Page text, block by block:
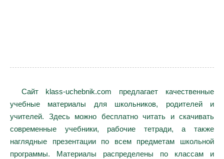
Сайт klass-uchebnik.com предлагает качественные
учебные материалы для школьников, родителей и
учителей. Здесь можно бесплатно читать и скачивать
современные учебники, рабочие тетради, а также
наглядные презентации по всем предметам школьной
программы. Материалы распределены по классам и